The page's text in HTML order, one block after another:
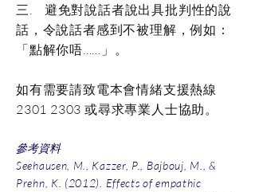
三. 避免對說話者說出具批判性的說
話，令說話者感到不被理解，例如：
「點解你唔......」。
如有需要請致電本會情緒支援熱線
2301 2303 或尋求專業人士協助。
參考資料
Seehausen, M., Kazzer, P., Bajbouj, M., &
Prehn, K. (2012). Effects of empathic